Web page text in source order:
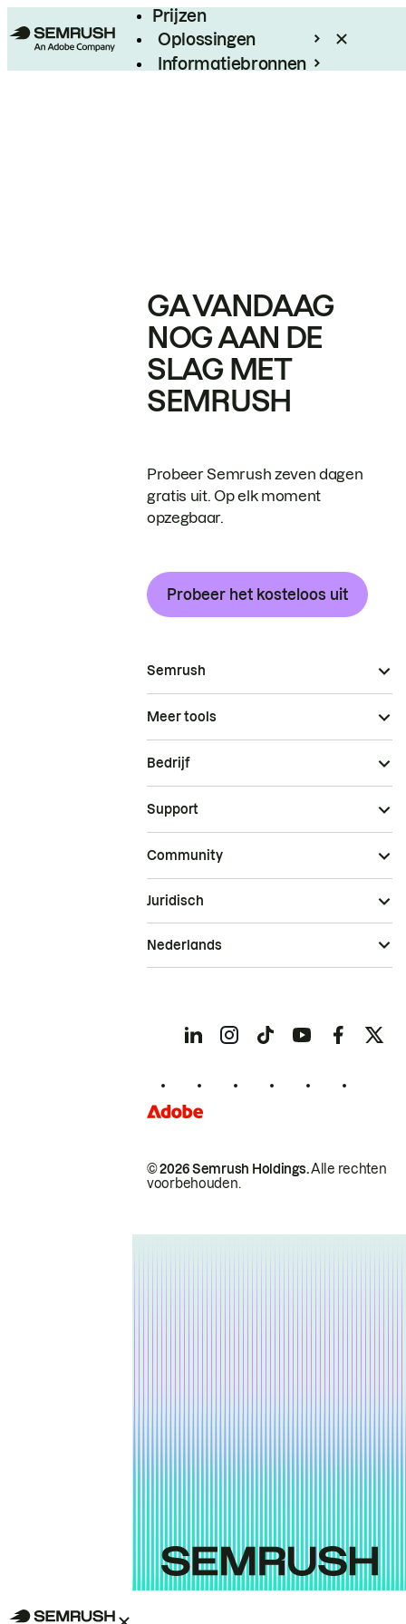
Prijzen
Oplossingen
Informatiebronnen
GA VANDAAG
NOG AAN DE
SLAG MET
SEMRUSH
Probeer Semrush zeven dagen
gratis uit. Op elk moment
opzegbaar.
Probeer het kosteloos uit
Semrush
Meer tools
Bedrijf
Support
Community
© 2026 Semrush Holdings.Alle rechten
voorbehouden.
Juridisch
Nederlands